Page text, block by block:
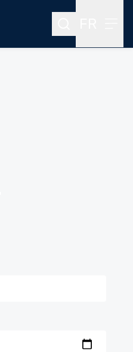
Rechercher